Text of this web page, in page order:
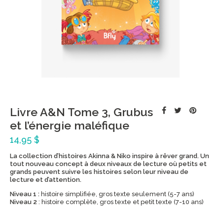
Livre A&N Tome 3, Grubus
et l’énergie maléfique
14,95 $
La collection d’histoires Akinna & Niko inspire à rêver grand. Un
tout nouveau concept à deux niveaux de lecture où petits et
grands peuvent suivre les histoires selon leur niveau de
lecture et d’attention.
Niveau 1 : histoire simplifiée, gros texte seulement (5-7 ans)
Niveau 2 : histoire complète, gros texte et petit texte (7-10 ans)